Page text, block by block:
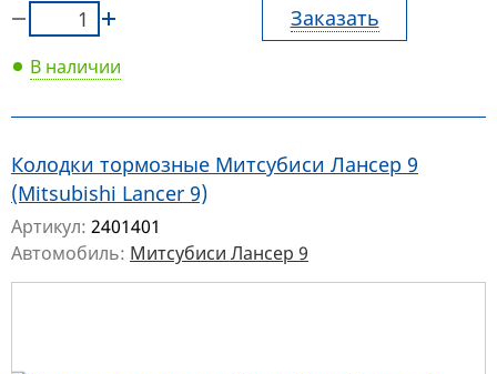
Заказать
В наличии
Колодки тормозные Митсубиси Лансер 9
(Mitsubishi Lancer 9)
Артикул: 2401401
Автомобиль: Митсубиси Лансер 9